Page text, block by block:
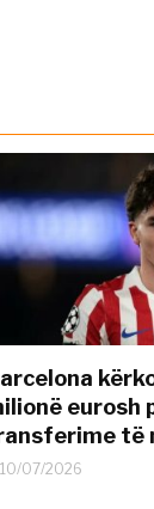
eurosh
të
07/2026